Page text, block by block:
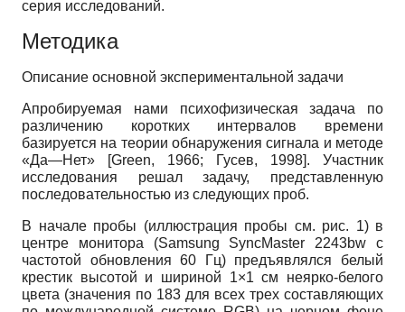
серия исследований.
Методика
Описание основной экспериментальной задачи
Апробируемая нами психофизическая задача по
различению коротких интервалов времени
базируется на теории обнаружения сигнала и методе
«Да—Нет»
[Green, 1966; Гусев, 1998]. Участник
исследования решал задачу, представленную
последовательностью из следующих проб.
В начале пробы (иллюстрация пробы см. рис. 1) в
центре монитора (Samsung SyncMaster 2243bw с
частотой обновления 60 Гц) предъявлялся белый
крестик высотой и шириной 1×1 см неярко-белого
цвета (значения по 183 для всех трех составляющих